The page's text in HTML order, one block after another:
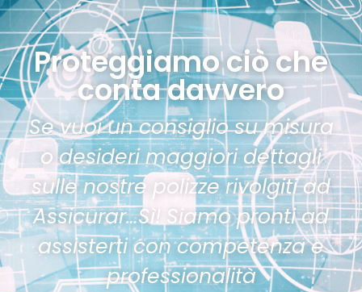
Proteggiamo ciò che
conta davvero
Se vuoi un consiglio su misura
o desideri maggiori dettagli
sulle nostre polizze rivolgiti ad
Assicurar…Sì! Siamo pronti ad
assisterti con competenza e
professionalità